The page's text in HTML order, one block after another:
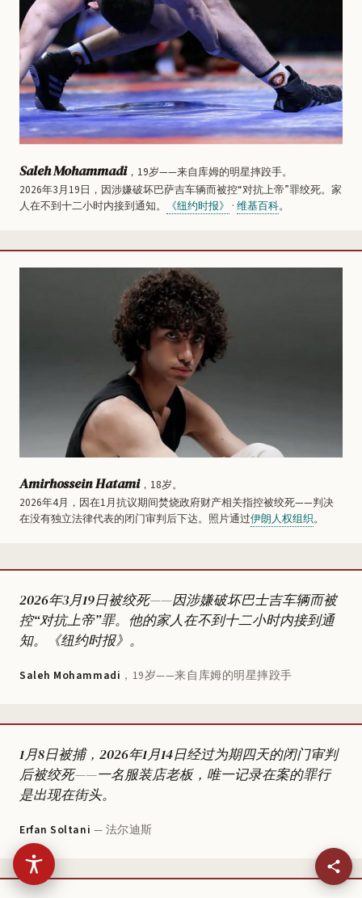
Saleh Mohammadi，19岁——来自库姆的明星摔跤手。
2026年3月19日，因涉嫌破坏巴萨吉车辆而被控“对抗上帝”罪绞死。家
人在不到十二小时内接到通知。
《纽约时报》 · 维基百科。
Amirhossein Hatami，18岁。
2026年4月，因在1月抗议期间焚烧政府财产相关指控被绞死——判决
在没有独立法律代表的闭门审判后下达。照片通过伊朗人权组织。
2026年3月19日被绞死——因涉嫌破坏巴士吉车辆而被
控“对抗上帝”罪。他的家人在不到十二小时内接到通
知。
《纽约时报》 。
Saleh Mohammadi ，19岁——来自库姆的明星摔跤手
1月8日被捕，2026年1月14日经过为期四天的闭门审判
后被绞死——一名服装店老板，唯一记录在案的罪行
是出现在街头。
Erfan Soltani — 法尔迪斯